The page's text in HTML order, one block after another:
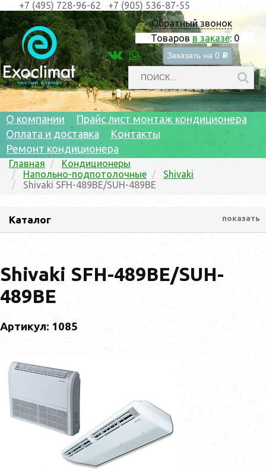
Обратный звонок
Товаров в заказе: 0
Заказать на 0 c
+7 (495) 728-96-62 +7 (905) 536-87-55
О компании
Прайс лист монтаж кондиционера
Оплата и доставка
Контакты
Ремонт кондиционера
Главная
Кондиционеры
Напольно-подпотолочные
Shivaki
Shivaki SFH-489BE/SUH-489BE
Каталог показать
Shivaki SFH-489BE/SUH-
489BE
Артикул: 1085